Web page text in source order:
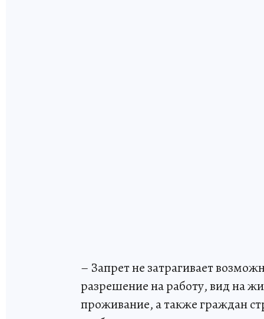
– Запрет не затрагивает
разрешение на работу, вид на
проживание, а также граждан